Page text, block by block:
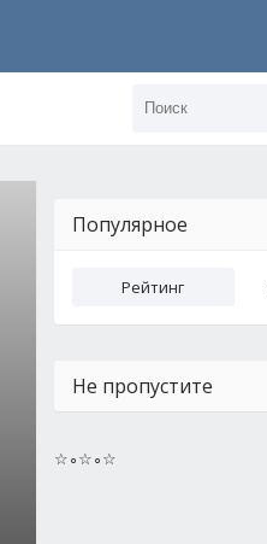
Популярное
Рейтинг
Не пропустите
☆∘☆∘☆